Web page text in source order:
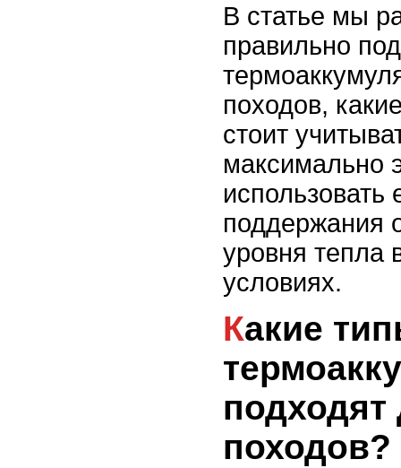
В статье мы
правильно
походов,
стоит
максимально
использовать
поддержания
уровня тепла
условиях.
Какие типы
походов?